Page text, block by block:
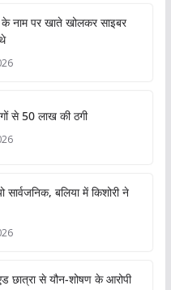
के नाम पर खाते खोलकर साइबर
से 50 लाख की ठगी
सार्वजनिक, बलिया में किशोरी ने
छात्रा से यौन-शोषण के आरोपी